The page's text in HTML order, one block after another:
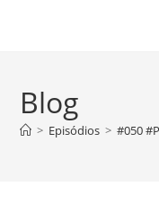
Blog
> Episódios > #050